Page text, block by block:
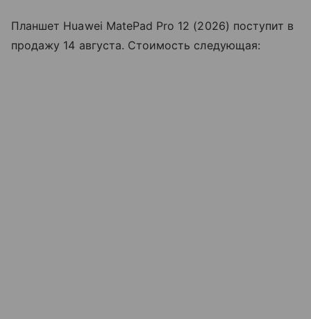
Планшет Huawei MatePad Pro 12 (2026) поступит в
продажу 14 августа. Стоимость следующая: